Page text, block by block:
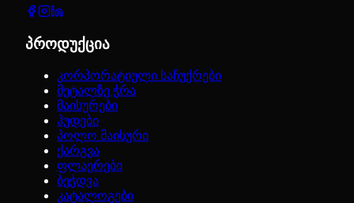
პროდუქცია
კორპორატიული საჩუქრები
მეტალზე ჭრა
მაისურები
ჰუდები
პოლო მაისური
ქარგვა
ფლაერები
ბეჭდვა
კატალოგები